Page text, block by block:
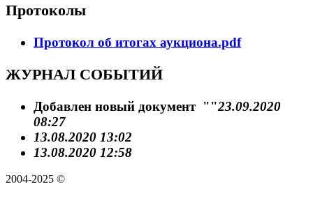
Протоколы
Протокол об итогах аукциона.pdf
ЖУРНАЛ СОБЫТИЙ
Добавлен новый документ ""23.09.2020
08:27
13.08.2020 13:02
13.08.2020 12:58
2004-2025 ©